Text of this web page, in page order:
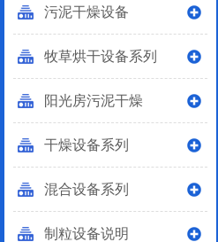
污泥干燥设备
牧草烘干设备系列
阳光房污泥干燥
干燥设备系列
混合设备系列
制粒设备说明